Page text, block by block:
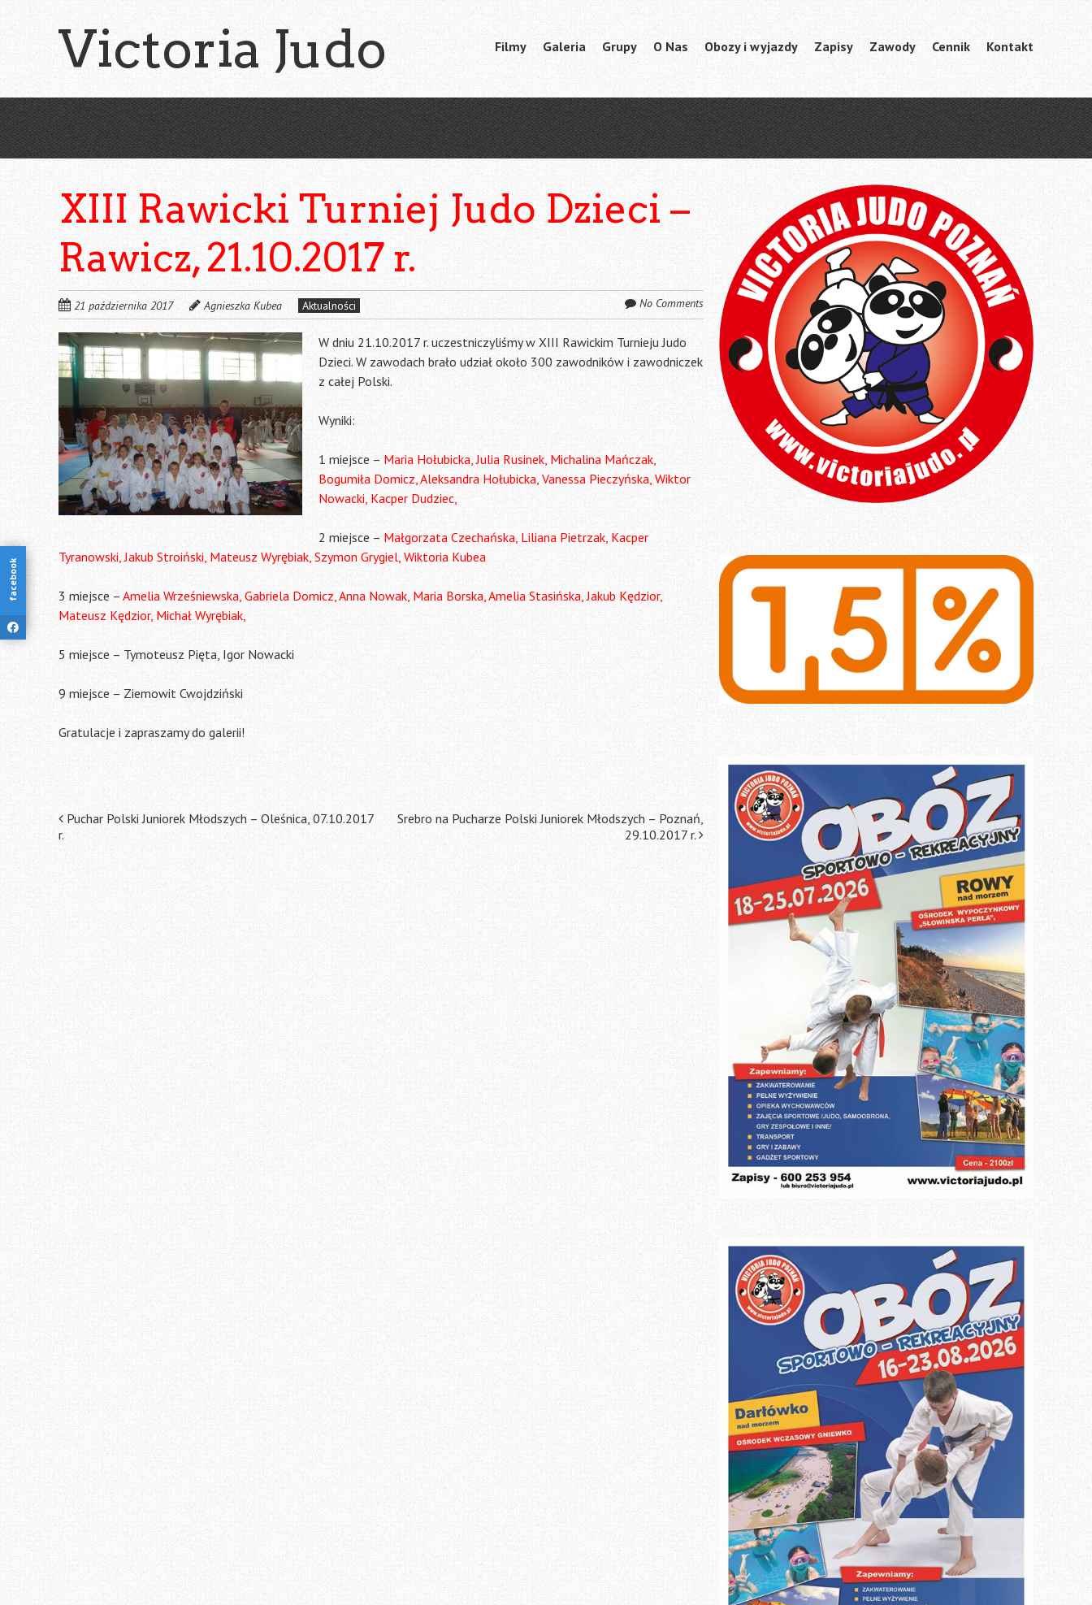
content
Victoria Judo Menu
Skip
to
content
Filmy Galeria Grupy O Nas Obozy i wyjazdy Zapisy Zawody Cennik Kontakt
XIII Rawicki Turniej Judo Dzieci –
Rawicz, 21.10.2017 r.
21 października 2017 Agnieszka Kubea Aktualności No Comments
W dniu 21.10.2017 r. uczestniczyliśmy w XIII Rawickim Turnieju Judo
Dzieci. W zawodach brało udział około 300 zawodników i zawodniczek
z całej Polski.
Wyniki:
1 miejsce – Maria Hołubicka, Julia Rusinek, Michalina Mańczak,
Bogumiła Domicz, Aleksandra Hołubicka, Vanessa Pieczyńska, Wiktor
Nowacki, Kacper Dudziec,
2 miejsce – Małgorzata Czechańska, Liliana Pietrzak, Kacper
Tyranowski, Jakub Stroiński, Mateusz Wyrębiak, Szymon Grygiel, Wiktoria Kubea
3 miejsce – Amelia Wrześniewska, Gabriela Domicz, Anna Nowak, Maria Borska, Amelia Stasińska, Jakub Kędzior,
Mateusz Kędzior, Michał Wyrębiak,
5 miejsce – Tymoteusz Pięta, Igor Nowacki
9 miejsce – Ziemowit Cwojdziński
Gratulacje i zapraszamy do galerii!
Post
navigation
Puchar Polski Juniorek Młodszych – Oleśnica, 07.10.2017
r.
Srebro na Pucharze Polski Juniorek Młodszych – Poznań,
29.10.2017 r.
facebook